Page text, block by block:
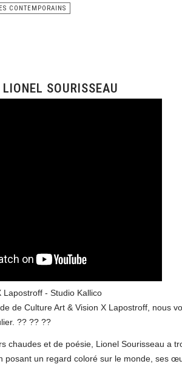
CONTEMPORAINS
SOURISSEAU
Lapostroff - Studio Kallico
de Culture Art & Vision X Lapostroff, nous
?? ?? ??
chaudes et de poésie, Lionel Sourisseau a
posant un regard coloré sur le monde, ses